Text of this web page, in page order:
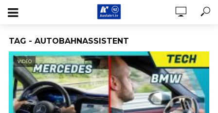
TAG - AUTOBAHNASSISTENT
VIDEO